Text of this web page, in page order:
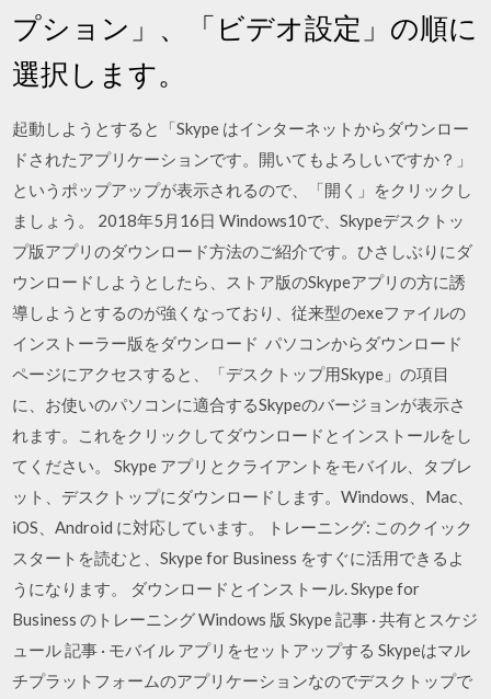
プション」、「ビデオ設定」の順に
選択します。
起動しようとすると「Skype はインターネットからダウンロー
ドされたアプリケーションです。開いてもよろしいですか？」
というポップアップが表示されるので、「開く」をクリックし
ましょう。 2018年5月16日 Windows10で、Skypeデスクトッ
プ版アプリのダウンロード方法のご紹介です。ひさしぶりにダ
ウンロードしようとしたら、ストア版のSkypeアプリの方に誘
導しようとするのが強くなっており、従来型のexeファイルの
インストーラー版をダウンロード パソコンからダウンロード
ページにアクセスすると、「デスクトップ用Skype」の項目
に、お使いのパソコンに適合するSkypeのバージョンが表示さ
れます。これをクリックしてダウンロードとインストールをし
てください。 Skype アプリとクライアントをモバイル、タブレ
ット、デスクトップにダウンロードします。Windows、Mac、
iOS、Android に対応しています。 トレーニング: このクイック
スタートを読むと、Skype for Business をすぐに活用できるよ
うになります。 ダウンロードとインストール. Skype for
Business のトレーニング Windows 版 Skype 記事 · 共有とスケジ
ュール 記事 · モバイル アプリをセットアップする Skypeはマル
チプラットフォームのアプリケーションなのでデスクトップで